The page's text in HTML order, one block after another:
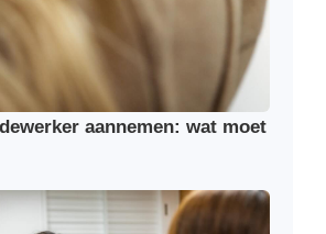
aannemen: wat moet